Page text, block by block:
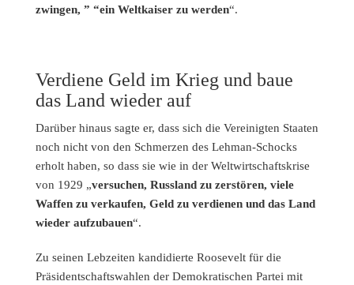
zwingen, ” “ein Weltkaiser zu werden“.
Verdiene Geld im Krieg und baue
das Land wieder auf
Darüber hinaus sagte er, dass sich die Vereinigten Staaten
noch nicht von den Schmerzen des Lehman-Schocks
erholt haben, so dass sie wie in der Weltwirtschaftskrise
von 1929 „versuchen, Russland zu zerstören, viele
Waffen zu verkaufen, Geld zu verdienen und das Land
wieder aufzubauen“.
Zu seinen Lebzeiten kandidierte Roosevelt für die
Präsidentschaftswahlen der Demokratischen Partei mit